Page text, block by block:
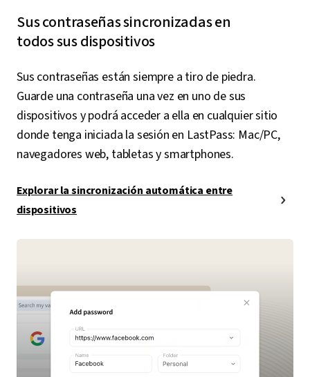
Sus contraseñas sincronizadas en
todos sus dispositivos
Sus contraseñas están siempre a tiro de piedra.
Guarde una contraseña una vez en uno de sus
dispositivos y podrá acceder a ella en cualquier sitio
donde tenga iniciada la sesión en LastPass: Mac/PC,
navegadores web, tabletas y smartphones.
Explorar la sincronización automática entre
dispositivos